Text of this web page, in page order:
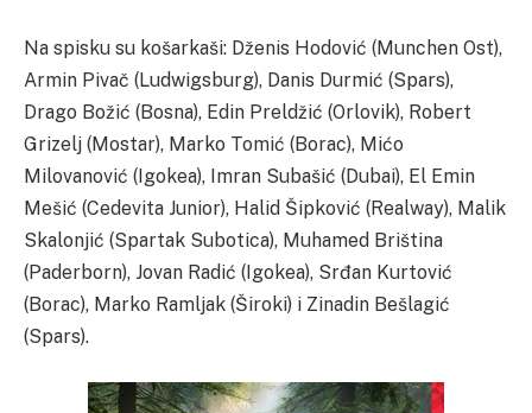
Na spisku su košarkaši: Dženis Hodović (Munchen Ost),
Armin Pivač (Ludwigsburg), Danis Durmić (Spars),
Drago Božić (Bosna), Edin Preldžić (Orlovik), Robert
Grizelj (Mostar), Marko Tomić (Borac), Mićo
Milovanović (Igokea), Imran Subašić (Dubai), El Emin
Mešić (Cedevita Junior), Halid Šipković (Realway), Malik
Skalonjić (Spartak Subotica), Muhamed Briština
(Paderborn), Jovan Radić (Igokea), Srđan Kurtović
(Borac), Marko Ramljak (Široki) i Zinadin Bešlagić
(Spars).